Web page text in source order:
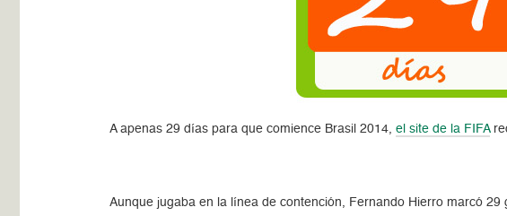
A apenas 29 días para que comience Brasil 2014,el site de la FIFA
Aunque jugaba en la línea de contención, Fernando Hierro marcó